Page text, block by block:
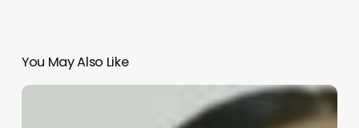
You May Also Like
Ariadna